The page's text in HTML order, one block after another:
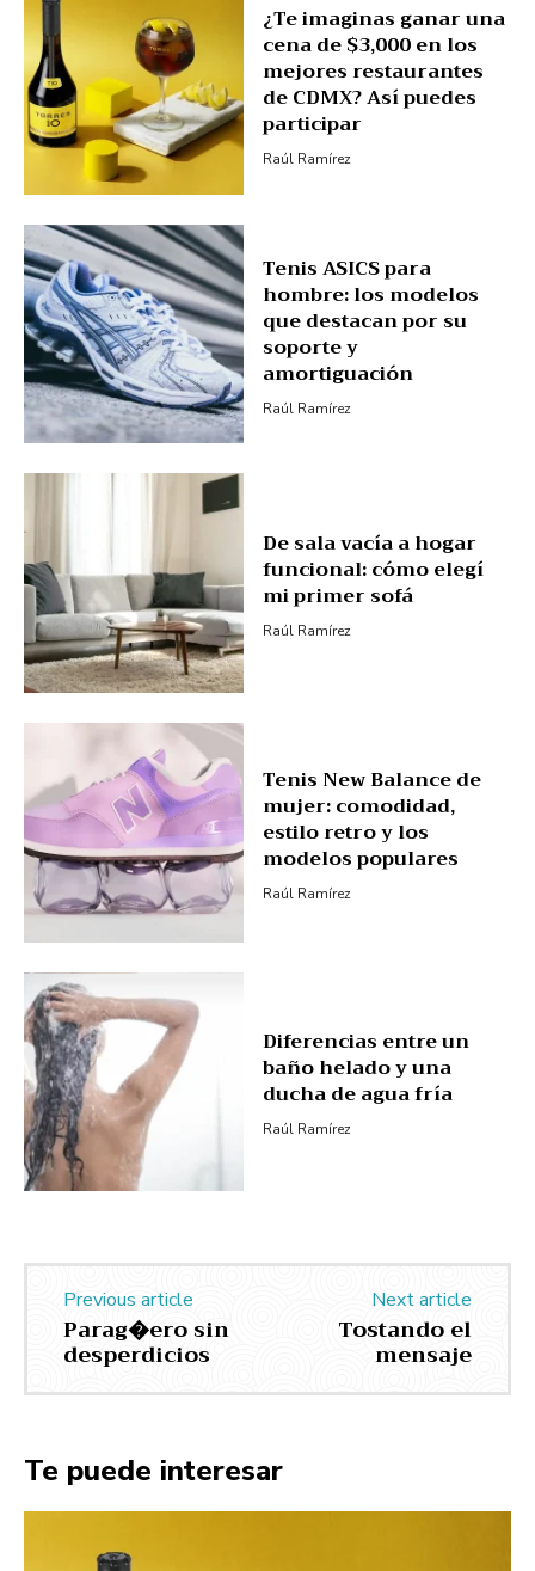
¿Te imaginas ganar una
cena de $3,000 en los
mejores restaurantes
de CDMX? Así puedes
participar
Raúl Ramírez
Tenis ASICS para
hombre: los modelos
que destacan por su
soporte y
amortiguación
Raúl Ramírez
De sala vacía a hogar
funcional: cómo elegí
mi primer sofá
Raúl Ramírez
Tenis New Balance de
mujer: comodidad,
estilo retro y los
modelos populares
Raúl Ramírez
Diferencias entre un
baño helado y una
ducha de agua fría
Raúl Ramírez
Previous article
Parag�ero sin
desperdicios
Next article
Tostando el
mensaje
Te puede interesar